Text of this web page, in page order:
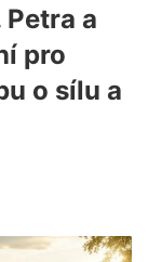
a
pro
o sílu a